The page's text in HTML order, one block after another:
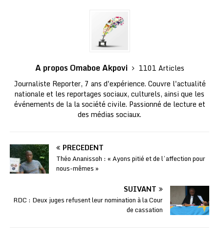
A propos Omaboe Akpovi
1101 Articles
Journaliste Reporter, 7 ans d'expérience. Couvre l'actualité
nationale et les reportages sociaux, culturels, ainsi que les
événements de la la société civile. Passionné de lecture et
des médias sociaux.
PRÉCÉDENT
Théo Ananissoh : « Ayons pitié et de l’affection pour
nous-mêmes »
SUIVANT
RDC : Deux juges refusent leur nomination à la Cour
de cassation